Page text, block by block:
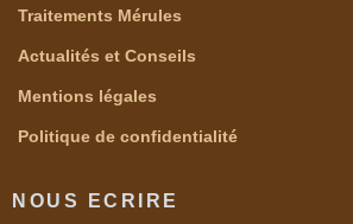
Traitements Mérules
Actualités et Conseils
Mentions légales
Politique de confidentialité
NOUS ECRIRE